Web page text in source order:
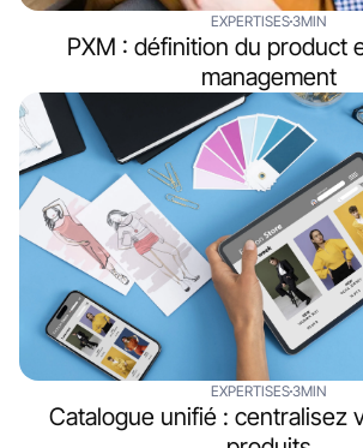
EXPERTISES3MIN
PXM : définition du product
management
EXPERTISES3MIN
Catalogue unifié : centralisez